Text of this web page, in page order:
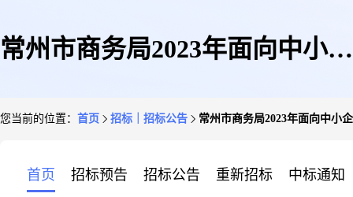
常州市商务局2023年面向中小企
您当前的位置： 首页 招标｜招标公告 常州市商务局2023年面向中小
首页 招标预告 招标公告 重新招标 中标通知